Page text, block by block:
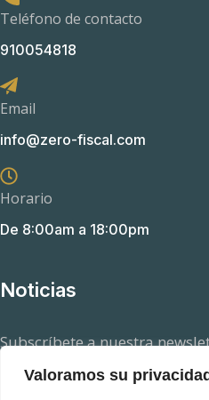
Valoramos su privacidad
Teléfono de contacto
910054818
Email
info@zero-fiscal.com
Horario
De 8:00am a 18:00pm
Noticias
Subscríbete a nuestra
aquellas novedades en el